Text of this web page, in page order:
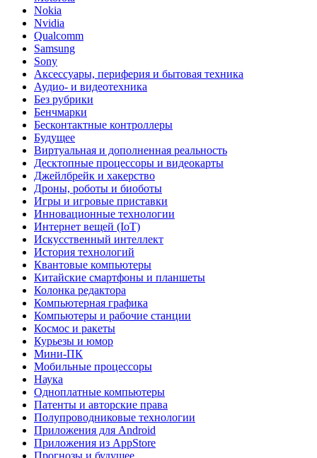
Nokia
Nvidia
Qualcomm
Samsung
Sony
Аксессуары, периферия и бытовая техника
Аудио- и видеотехника
Без рубрики
Бенчмарки
Бесконтактные контроллеры
Будущее
Виртуальная и дополненная реальность
Десктопные процессоры и видеокарты
Джейлбрейк и хакерство
Дроны, роботы и биоботы
Игры и игровые приставки
Инновационные технологии
Интернет вещей (IoT)
Искусственный интеллект
История технологий
Квантовые компьютеры
Китайские смартфоны и планшеты
Колонка редактора
Компьютерная графика
Компьютеры и рабочие станции
Космос и ракеты
Курьезы и юмор
Мини-ПК
Мобильные процессоры
Наука
Одноплатные компьютеры
Патенты и авторские права
Полупроводниковые технологии
Приложения для Android
Приложения из AppStore